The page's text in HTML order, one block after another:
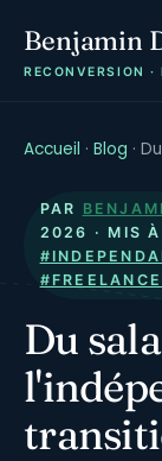
Benjamin
RECONVERSION ·
Accueil · Blog ·
PAR
2026 · MIS
#FREELANCE
Du